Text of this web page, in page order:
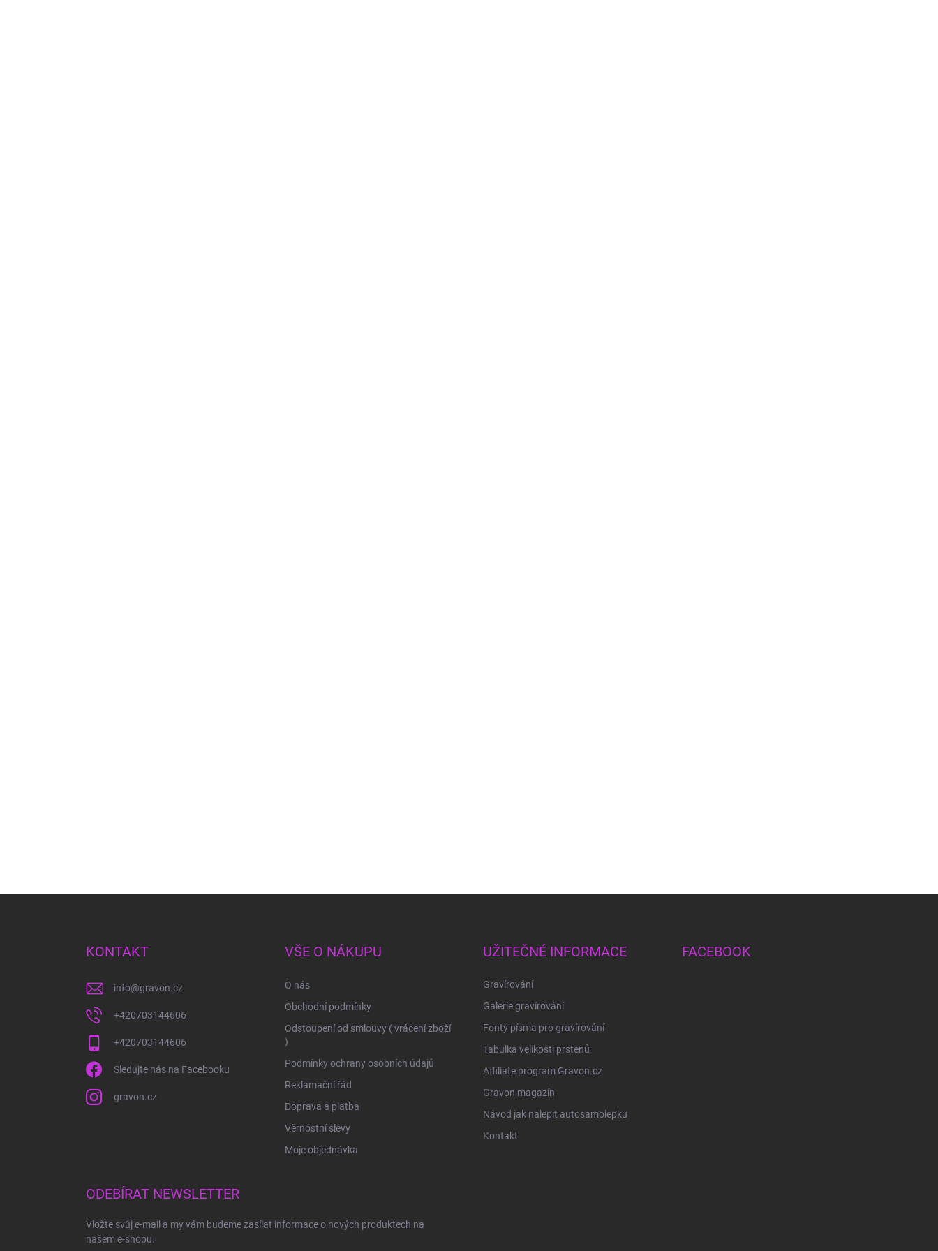
KONTAKT
info@gravon.cz
+420703144606
+420703144606
Sledujte nás na Facebooku
gravon.cz
VŠE O NÁKUPU
O nás
Obchodní podmínky
Odstoupení od smlouvy ( vrácení zboží
)
Podmínky ochrany osobních údajů
Reklamační řád
Doprava a platba
Věrnostní slevy
Moje objednávka
UŽITEČNÉ INFORMACE
Gravírování
Galerie gravírování
Fonty písma pro gravírování
Tabulka velikosti prstenů
Affiliate program Gravon.cz
Gravon magazín
Návod jak nalepit autosamolepku
Kontakt
FACEBOOK
ODEBÍRAT NEWSLETTER
Vložte svůj e-mail a my vám budeme zasílat informace o nových produktech na
našem e-shopu.